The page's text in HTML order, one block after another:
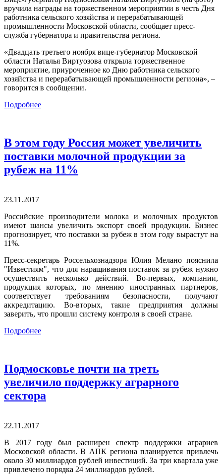
вручила награды на торжественном мероприятии в честь Дня
работника сельского хозяйства и перерабатывающей
промышленности Московской области, сообщает пресс-
служба губернатора и правительства региона.
«Двадцать третьего ноября вице-губернатор Московской
области Наталья Виртуозова открыла торжественное
мероприятие, приуроченное ко Дню работника сельского
хозяйства и перерабатывающей промышленности региона», –
говорится в сообщении.
Подробнее
В этом году Россия может увеличить
поставки молочной продукции за
рубеж на 11%
23.11.2017
Российские производители молока и молочных продуктов
имеют шансы увеличить экспорт своей продукции. Бизнес
прогнозирует, что поставки за рубеж в этом году вырастут на
11%.
Пресс-секретарь Россельхознадзора Юлия Мелано пояснила
"Известиям", что для наращивания поставок за рубеж нужно
осуществить несколько действий. Во-первых, компании,
продукция которых, по мнению иностранных партнеров,
соответствует требованиям безопасности, получают
аккредитацию. Во-вторых, такие предприятия должны
заверить, что прошли систему контроля в своей стране.
Подробнее
Подмосковье почти на треть
увеличило поддержку аграрного
сектора
22.11.2017
В 2017 году был расширен спектр поддержки аграриев
Московской области. В АПК региона планируется привлечь
около 30 миллиардов рублей инвестиций. За три квартала уже
привлечено порядка 24 миллиардов рублей.